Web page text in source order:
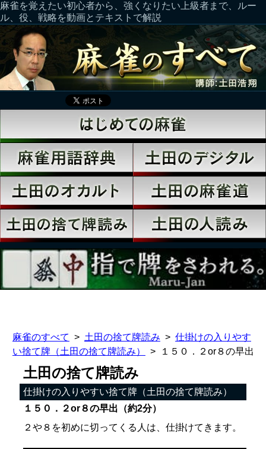
麻雀を覚えたい初心者から、強くなりたい上級者まで、ルー
ル、役、戦略を動画とテキストで解説
麻雀のすべて 土田の捨て牌読み
仕掛けの入りやす
い捨て牌（土田の捨て牌読み）
１５０．２or８の早出
土田の捨て牌読み
仕掛けの入りやすい捨て牌（土田の捨て牌読み）
１５０．２or８の早出（約2分）
２や８を初めに切ってくる人は、仕掛けてきます。